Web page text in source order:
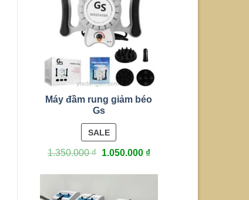
Máy đầm rung giảm béo
Gs
SALEPRODUCT
ON
SALE
1.350.000₫ 1.050.000 ₫